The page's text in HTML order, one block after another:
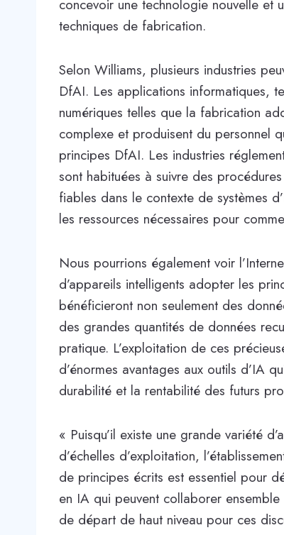
concevoir une technologie nouvelle et
techniques de fabrication.
Selon Williams, plusieurs industries
DfAI. Les applications informatiques,
numériques telles que la fabrication
complexe et produisent du personnel
principes DfAI. Les industries
sont habituées à suivre des
fiables dans le contexte de systèmes
les ressources nécessaires pour
Nous pourrions également voir
d’appareils intelligents adopter les
bénéficieront non seulement des
des grandes quantités de données
pratique. L’exploitation de ces
d’énormes avantages aux outils d’IA
durabilité et la rentabilité des futurs
« Puisqu’il existe une grande variété
d’échelles d’exploitation,
de principes écrits est essentiel pour
en IA qui peuvent collaborer
de départ de haut niveau pour ces